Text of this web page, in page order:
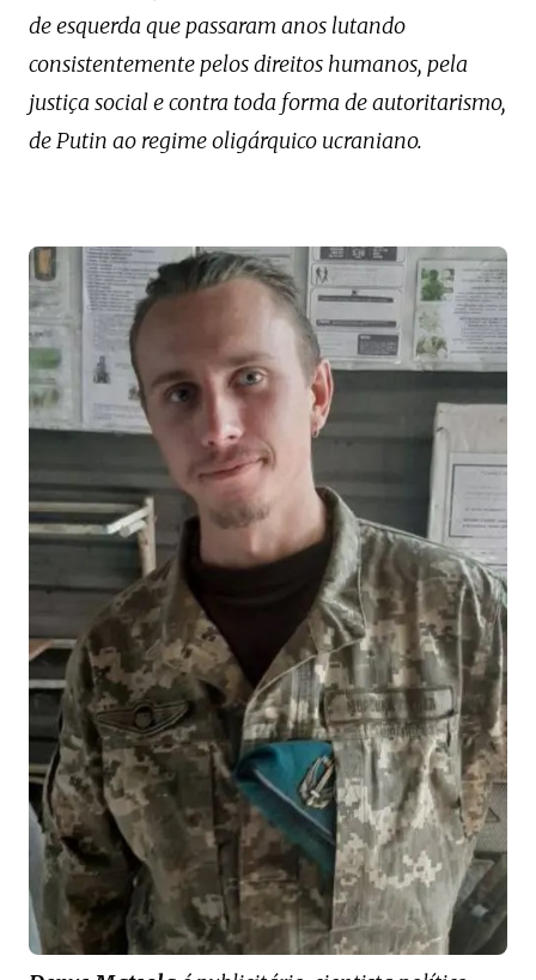
de esquerda que passaram anos lutando
consistentemente pelos direitos humanos, pela
justiça social e contra toda forma de autoritarismo,
de Putin ao regime oligárquico ucraniano.